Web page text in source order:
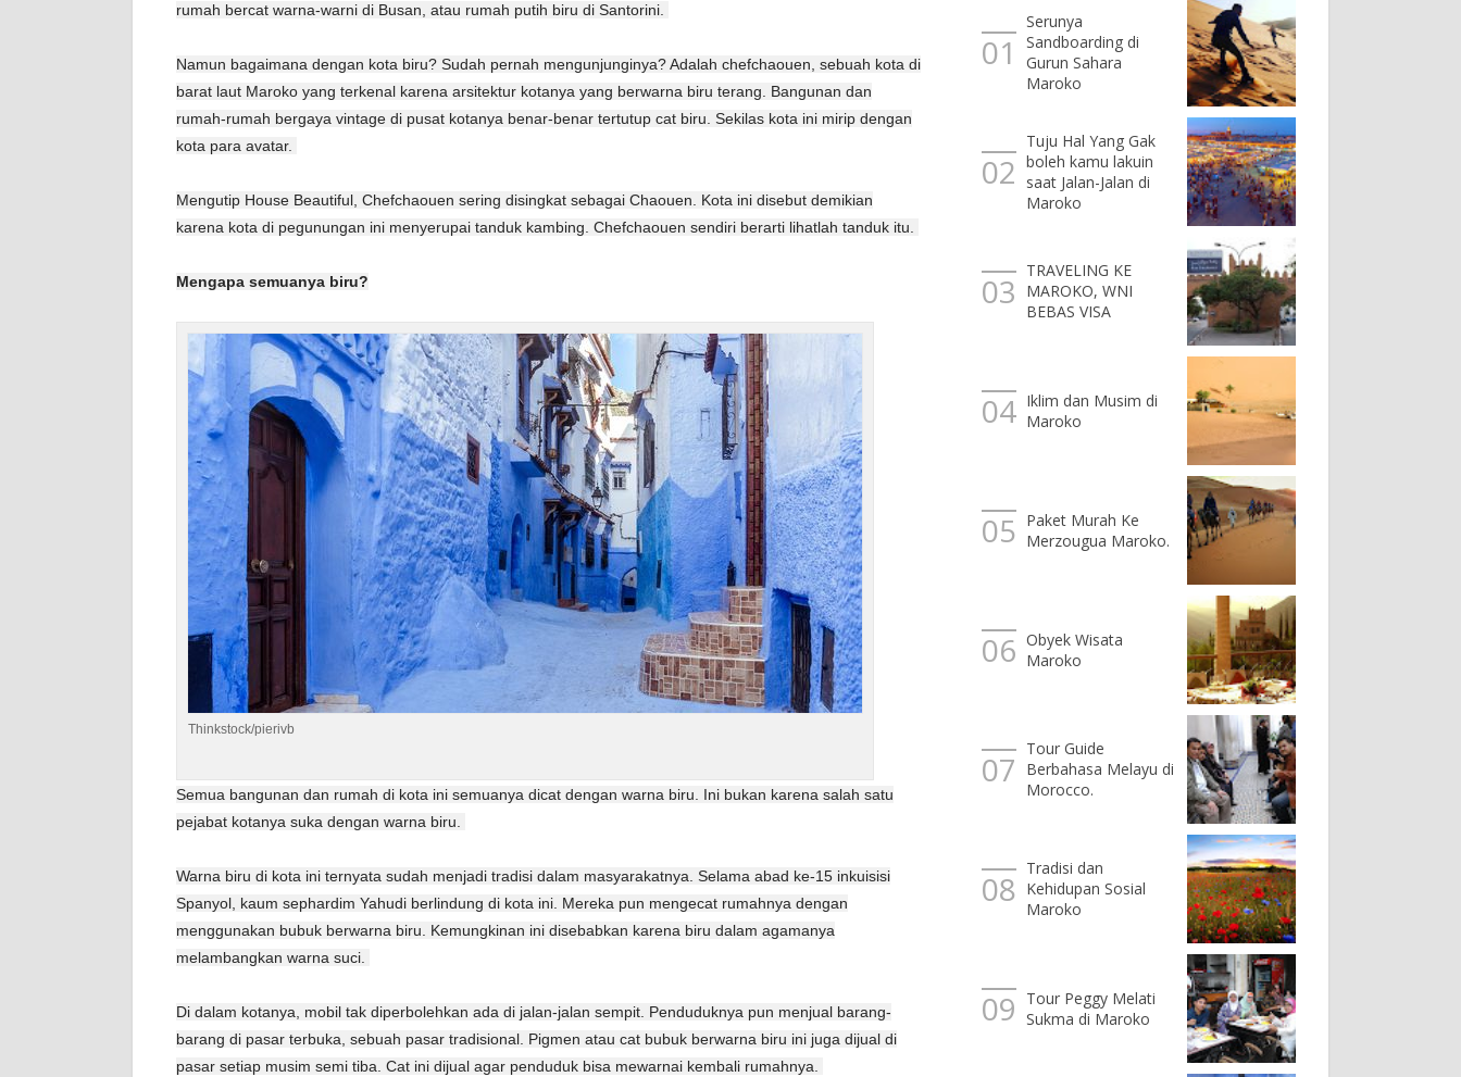
rumah bercat warna-warni di Busan, atau rumah putih biru di Santorini.
Namun bagaimana dengan kota biru? Sudah pernah mengunjunginya? Adalah chefchaouen, sebuah kota di
barat laut Maroko yang terkenal karena arsitektur kotanya yang berwarna biru terang. Bangunan dan
rumah-rumah bergaya vintage di pusat kotanya benar-benar tertutup cat biru. Sekilas kota ini mirip dengan
kota para avatar.
Mengutip House Beautiful, Chefchaouen sering disingkat sebagai Chaouen. Kota ini disebut demikian
karena kota di pegunungan ini menyerupai tanduk kambing. Chefchaouen sendiri berarti lihatlah tanduk itu.
Mengapa semuanya biru?
Thinkstock/pierivb
Semua bangunan dan rumah di kota ini semuanya dicat dengan warna biru. Ini bukan karena salah satu
pejabat kotanya suka dengan warna biru.
Warna biru di kota ini ternyata sudah menjadi tradisi dalam masyarakatnya. Selama abad ke-15 inkuisisi
Spanyol, kaum sephardim Yahudi berlindung di kota ini. Mereka pun mengecat rumahnya dengan
menggunakan bubuk berwarna biru. Kemungkinan ini disebabkan karena biru dalam agamanya
melambangkan warna suci.
Di dalam kotanya, mobil tak diperbolehkan ada di jalan-jalan sempit. Penduduknya pun menjual barang-
barang di pasar terbuka, sebuah pasar tradisional. Pigmen atau cat bubuk berwarna biru ini juga dijual di
pasar setiap musim semi tiba. Cat ini dijual agar penduduk bisa mewarnai kembali rumahnya.
Serunya
Sandboarding di
Gurun Sahara
Maroko
Tuju Hal Yang Gak
boleh kamu lakuin
saat Jalan-Jalan di
Maroko
TRAVELING KE
MAROKO, WNI
BEBAS VISA
Iklim dan Musim di
Maroko
Paket Murah Ke
Merzougua Maroko.
Obyek Wisata
Maroko
Tour Guide
Berbahasa Melayu di
Morocco.
Tradisi dan
Kehidupan Sosial
Maroko
Tour Peggy Melati
Sukma di Maroko